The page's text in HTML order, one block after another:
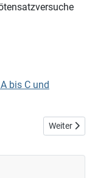
bis C und
Lauf Nächster
Weiter